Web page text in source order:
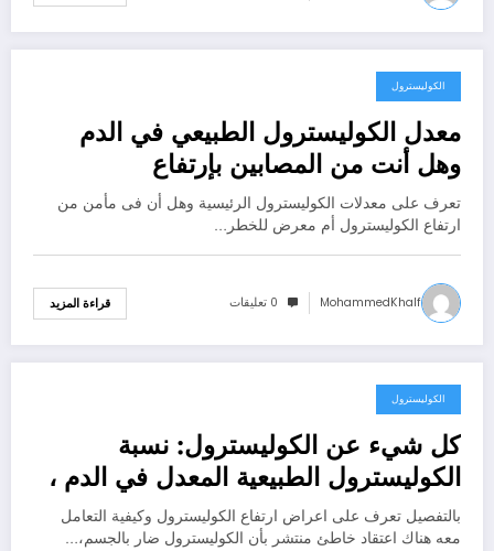
أكتوبر 2, 2020
الكوليسترول
معدل الكوليسترول الطبيعي في الدم
وهل أنت من المصابين بإرتفاع
الكوليسترول وكيفية خفضه
تعرف على معدلات الكوليسترول الرئيسية وهل أن فى مأمن من
ارتفاع الكوليسترول أم معرض للخطر…
MohammedKhalf 0 تعليقات قراءة المزيد
سبتمبر 28, 2020
الكوليسترول
كل شيء عن الكوليسترول: نسبة
الكوليسترول الطبيعية المعدل في الدم ،
وكيفية تقليله
بالتفصيل تعرف على اعراض ارتفاع الكوليسترول وكيفية التعامل
معه هناك اعتقاد خاطئ منتشر بأن الكوليسترول ضار بالجسم،…